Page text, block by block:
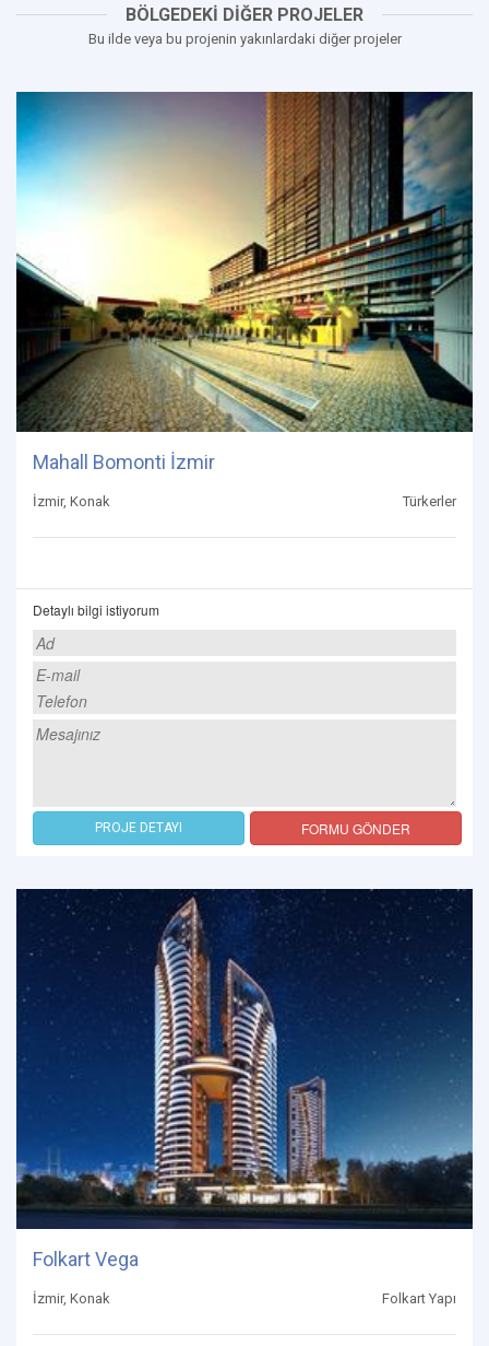
BÖLGEDEKİ DİĞER PROJELER
Bu ilde veya bu projenin yakınlardaki diğer projeler
Mahall Bomonti İzmir
İzmir, Konak Türkerler
Detaylı bilgi istiyorum
PROJE DETAYI FORMU GÖNDER
Folkart Vega
İzmir, Konak Folkart Yapı